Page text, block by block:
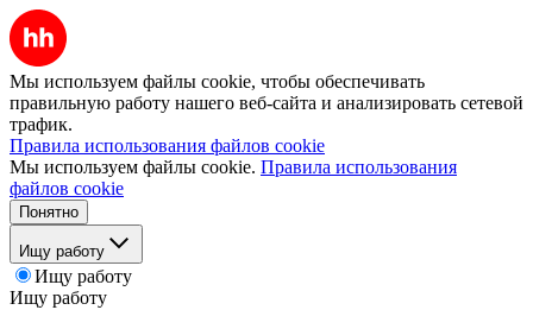
Мы используем файлы cookie, чтобы обеспечивать
правильную работу нашего веб-сайта и анализировать сетевой
трафик.
Правила использования файлов cookie
Мы используем файлы cookie. Правила использования
файлов cookie
Понятно
Ищу работу
Ищу работу
Ищу работу